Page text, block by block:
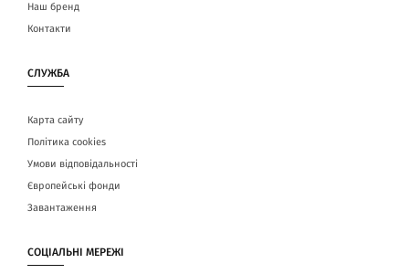
Наш бренд
Контакти
СЛУЖБА
Карта сайту
Політика cookies
Умови відповідальності
Європейські фонди
Завантаження
СОЦІАЛЬНІ МЕРЕЖІ